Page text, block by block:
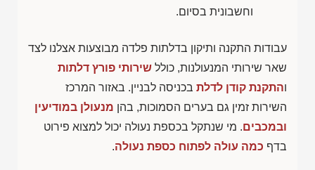
וחשבונית בסיום.
עבודות התקנה ותיקון בדלתות פלדה מבוצעות אצלנו לצד
שאר שירותי המנעולנות, כולל שירותי פורץ דלתות
והתקנת קודן לדלת בכניסה לבניין. באזור המרכז
השירות זמין גם בערים הסמוכות, בהן מנעולן במודיעין
ובמכבים. מי שנתקל בכספת נעולה יכול למצוא פירוט
בדף כמה עולה לפתוח כספת נעולה.